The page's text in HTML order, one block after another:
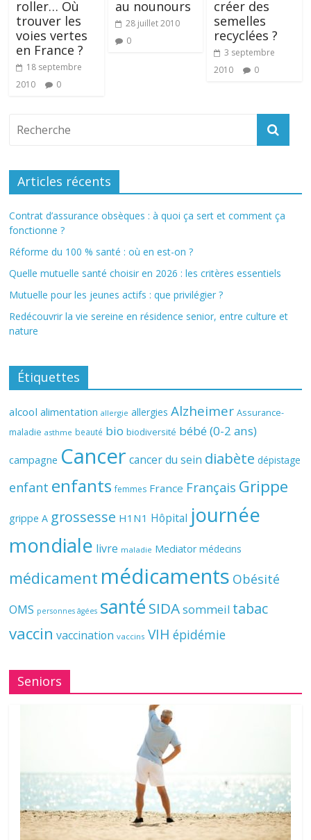
roller… Où
trouver les
voies vertes
en France ?
18 septembre
2010
0
au nounours
28 juillet 2010
0
créer des
semelles
recyclées ?
3 septembre
2010
0
Articles récents
Contrat d’assurance obsèques : à quoi ça sert et comment ça
fonctionne ?
Réforme du 100 % santé : où en est-on ?
Quelle mutuelle santé choisir en 2026 : les critères essentiels
Mutuelle pour les jeunes actifs : que privilégier ?
Redécouvrir la vie sereine en résidence senior, entre culture et
nature
Étiquettes
alcool alimentation allergie allergies Alzheimer Assurance-
maladie asthme beauté bio biodiversité bébé (0-2 ans)
campagne Cancer cancer du sein diabète dépistage
enfant enfants femmes France Français Grippe
grippe A grossesse H1N1 Hôpital journée
mondiale livre maladie Mediator médecins
médicament médicaments Obésité
OMS personnes âgées santé SIDAsommeil tabac
vaccin vaccination vaccins VIH épidémie
Seniors